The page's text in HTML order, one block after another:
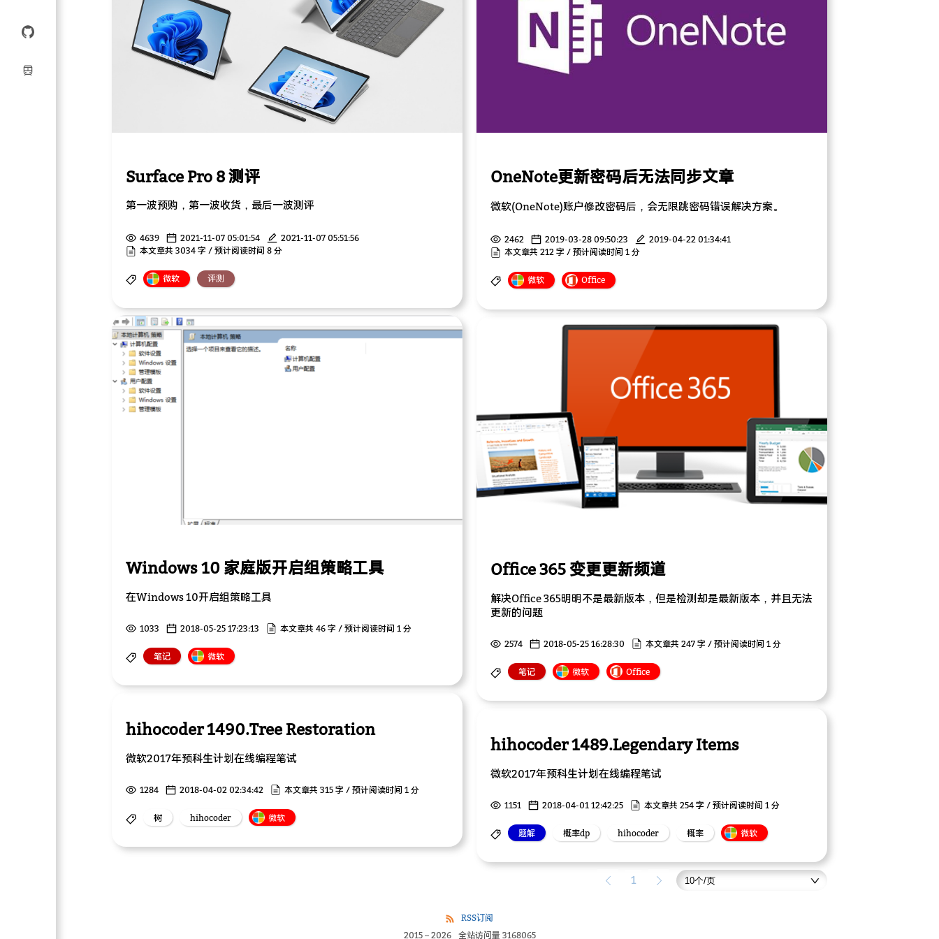
Surface Pro 8 测评
第一波预购，第一波收货，最后一波测评
4639 2021-11-07 05:01:54
2021-11-07 05:51:56
本文章共 3034 字 / 预计阅读时间 8 分
微软 评测
Windows 10 家庭版开启组策略工具
在Windows 10开启组策略工具
1033 2018-05-25 17:23:13 本文章共 46 字 / 预计阅读时间 1 分
笔记 微软
hihocoder 1490.Tree Restoration
微软2017年预科生计划在线编程笔试
1284 2018-04-02 02:34:42 本文章共 315 字 / 预计阅读时间 1 分
树 hihocoder 微软
OneNote更新密码后无法同步文章
微软(OneNote)账户修改密码后，会无限跳密码错误解决方案。
2462 2019-03-28 09:50:23
2019-04-22 01:34:41
本文章共 212 字 / 预计阅读时间 1 分
微软 Office
Office 365 变更更新频道
解决Office 365明明不是最新版本，但是检测却是最新版本，并且无法
更新的问题
2574 2018-05-25 16:28:30 本文章共 247 字 / 预计阅读时间 1 分
笔记 微软 Office
hihocoder 1489.Legendary Items
微软2017年预科生计划在线编程笔试
1151 2018-04-01 12:42:25 本文章共 254 字 / 预计阅读时间 1 分
题解 概率dp hihocoder 概率 微软
1
RSS订阅
2015– 2026 全站访问量 3168065